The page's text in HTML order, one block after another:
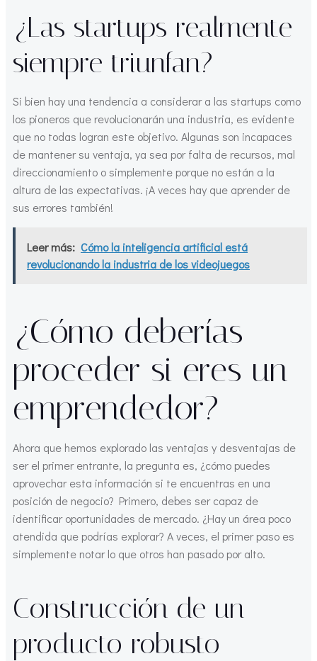
¿Las startups realmente
siempre triunfan?
Si bien hay una tendencia a considerar a las startups como
los pioneros que revolucionarán una industria, es evidente
que no todas logran este objetivo. Algunas son incapaces
de mantener su ventaja, ya sea por falta de recursos, mal
direccionamiento o simplemente porque no están a la
altura de las expectativas. ¡A veces hay que aprender de
sus errores también!
Leer más: Cómo la inteligencia artificial está
revolucionando la industria de los videojuegos
¿Cómo deberías
proceder si eres un
emprendedor?
Ahora que hemos explorado las ventajas y desventajas de
ser el primer entrante, la pregunta es, ¿cómo puedes
aprovechar esta información si te encuentras en una
posición de negocio? Primero, debes ser capaz de
identificar oportunidades de mercado. ¿Hay un área poco
atendida que podrías explorar? A veces, el primer paso es
simplemente notar lo que otros han pasado por alto.
Construcción de un
producto robusto